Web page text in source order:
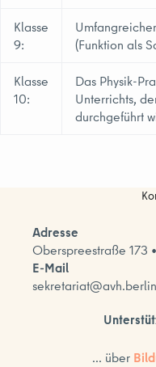
Klasse
9:
(Funktion als
Klasse
10:
Das Physik-
Unterrichts,
durchgeführt
Adresse
Oberspreestraße 173
E-Mail
sekretariat@avh.berlin
... über